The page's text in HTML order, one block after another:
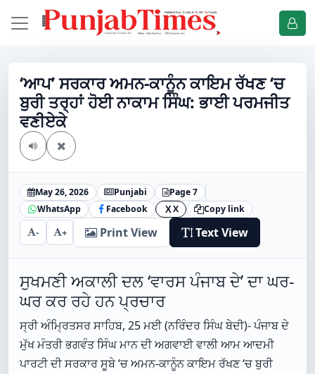
‘ਆਪ’ ਸਰਕਾਰ ਅਮਨ-ਕਾਨੂੰਨ ਕਾਇਮ ਰੱਖਣ ‘ਚ
ਬੁਰੀ ਤਰ੍ਹਾਂ ਹੋਈ ਨਾਕਾਮ ਸਿੰਘ: ਭਾਈ ਪਰਮਜੀਤ
ਵਣੀਏਕੇ
May 26, 2026 Punjabi
Page 7
WhatsApp
Facebook X X Copy link
- + Print View Text View
ਸੁਖਮਣੀ ਅਕਾਲੀ ਦਲ ‘ਵਾਰਸ ਪੰਜਾਬ ਦੇ’ ਦਾ ਘਰ-
ਘਰ ਕਰ ਰਹੇ ਹਨ ਪ੍ਰਚਾਰ
ਸ੍ਰੀ ਅੰਮ੍ਰਿਤਸਰ ਸਾਹਿਬ, 25 ਮਈ (ਨਰਿੰਦਰ ਸਿੰਘ ਬੇਦੀ)- ਪੰਜਾਬ ਦੇ
ਮੁੱਖ ਮੰਤਰੀ ਭਗਵੰਤ ਸਿੰਘ ਮਾਨ ਦੀ ਅਗਵਾਈ ਵਾਲੀ ਆਮ ਆਦਮੀ
ਪਾਰਟੀ ਦੀ ਸਰਕਾਰ ਸੂਬੇ ‘ਚ ਅਮਨ-ਕਾਨੂੰਨ ਕਾਇਮ ਰੱਖਣ ‘ਚ ਬੁਰੀ